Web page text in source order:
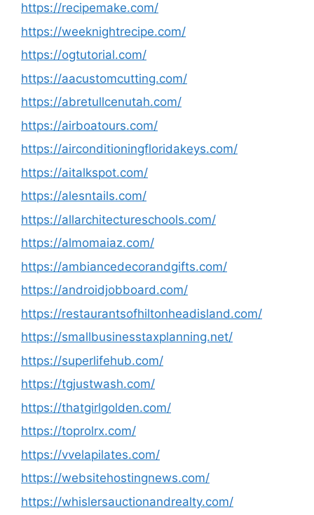
https://recipemake.com/
https://weeknightrecipe.com/
https://ogtutorial.com/
https://aacustomcutting.com/
https://abretullcenutah.com/
https://airboatours.com/
https://airconditioningfloridakeys.com/
https://aitalkspot.com/
https://alesntails.com/
https://allarchitectureschools.com/
https://almomaiaz.com/
https://ambiancedecorandgifts.com/
https://androidjobboard.com/
https://restaurantsofhiltonheadisland.com/
https://smallbusinesstaxplanning.net/
https://superlifehub.com/
https://tgjustwash.com/
https://thatgirlgolden.com/
https://toprolrx.com/
https://vvelapilates.com/
https://websitehostingnews.com/
https://whislersauctionandrealty.com/